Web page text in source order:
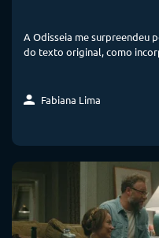
A Odisseia me surpreendeu
do texto original, como
Fabiana Lima